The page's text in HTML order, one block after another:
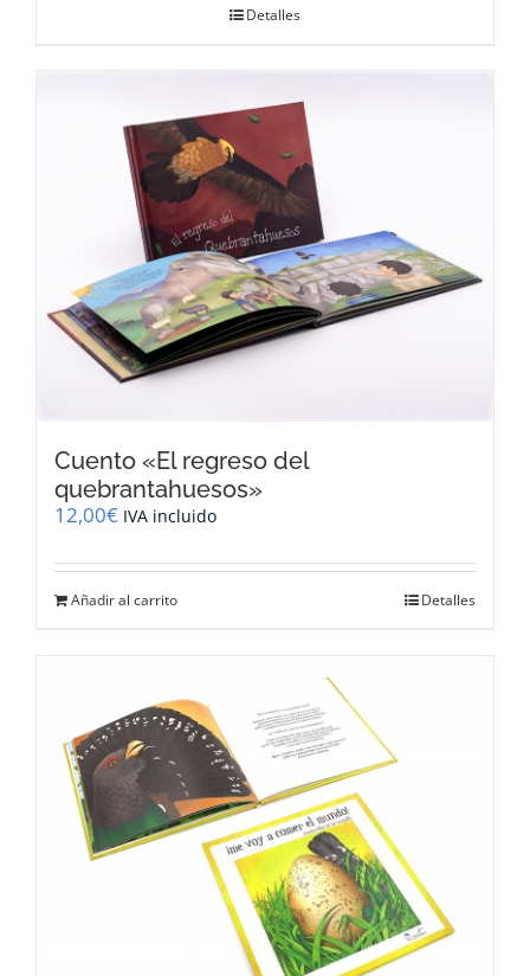
Detalles
Cuento «El regreso del
quebrantahuesos»
12,00€ IVA incluido
Añadir al carrito Detalles